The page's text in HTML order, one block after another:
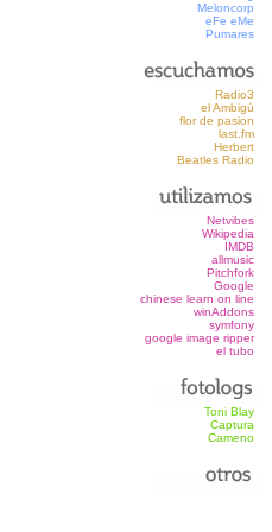
Meloncorp
eFe eMe
Pumares
Radio3
el Ambigú
flor de pasion
last.fm
Herbert
Beatles Radio
Netvibes
Wikipedia
IMDB
allmusic
Pitchfork
Google
chinese learn on line
winAddons
symfony
google image ripper
el tubo
Toni Blay
Captura
Cameno